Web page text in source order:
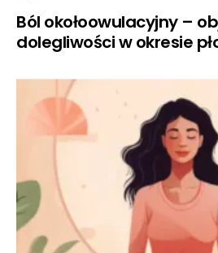
Ból okołoowulacyjny –
dolegliwości w okresie